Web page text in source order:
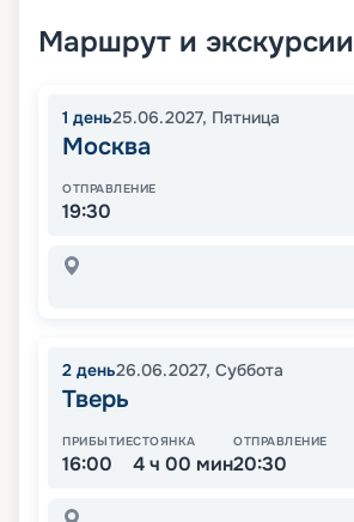
Маршрут и экскурсии
1 день25.06.2027, Пятница
Москва
ОТПРАВЛЕНИЕ
19:30
2 день26.06.2027, Суббота
Тверь
ПРИБЫТИЕ
16:00
СТОЯНКА
4 ч 00 мин
ОТПРАВЛЕНИЕ
20:30